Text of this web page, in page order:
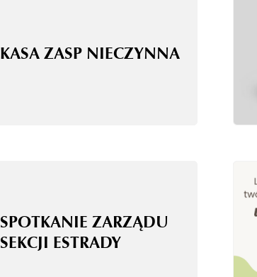
KASA ZASP NIECZYNNA
SPOTKANIE ZARZĄDU
SEKCJI ESTRADY